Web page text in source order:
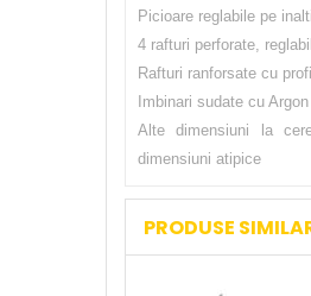
Picioare reglabile pe
4 rafturi perforate,
Rafturi ranforsate cu
Imbinari sudate cu Argon
Alte dimensiuni la
dimensiuni atipice
PRODUSE